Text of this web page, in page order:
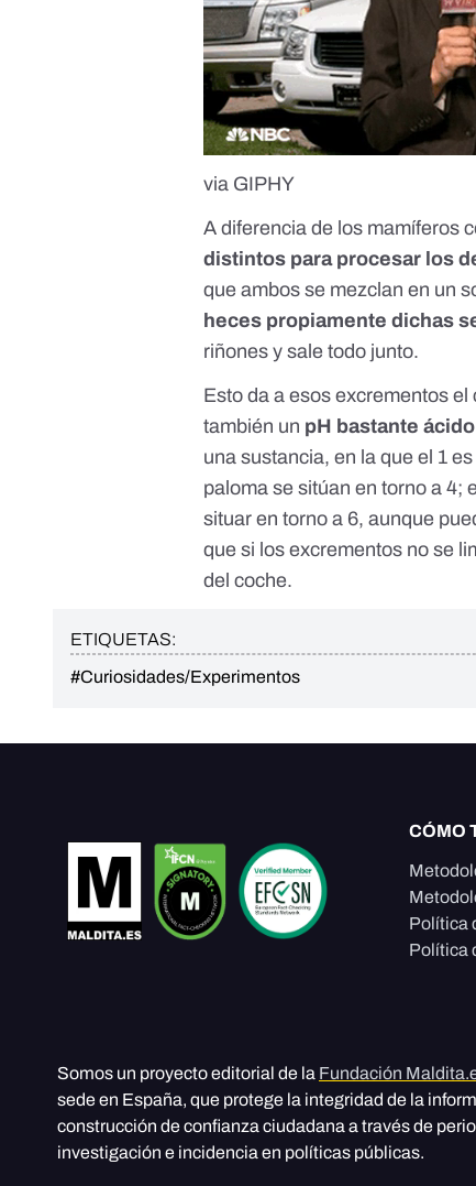
via GIPHY
A diferencia de los mamíferos
distintos para procesar los
que ambos se mezclan en un
heces propiamente dichas
riñones y sale todo junto.
Esto da a esos excrementos
también un pH bastante ácido
una sustancia, en la que el 1
paloma se sitúan en torno a 4;
situar en torno a 6, aunque
que si los excrementos no se
del coche.
ETIQUETAS:
#Curiosidades/Experimentos
CÓMO
Política
Política
Somos un proyecto editorial de la Fundación
sede en España, que protege la integridad de la
construcción de confianza ciudadana a través de
investigación e incidencia en políticas públicas.